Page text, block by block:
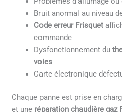
Bruit anormal au niveau
Code erreur Frisquet
commande
Dysfonctionnement du
voies
Carte électronique
Chaque panne est prise en
et une réparation chaudière gaz